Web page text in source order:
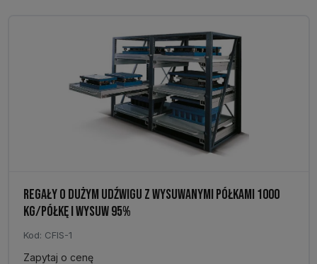
REGAŁY O DUŻYM UDŹWIGU Z WYSUWANYMI PÓŁKAMI 1000
KG/PÓŁKĘ I WYSUW 95%
Kod: CFIS-1
Zapytaj o cenę